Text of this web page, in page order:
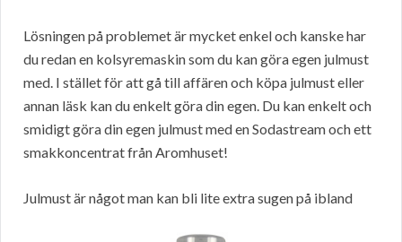
Lösningen på problemet är mycket enkel och kanske har
du redan en kolsyremaskin som du kan göra egen julmust
med. I stället för att gå till affären och köpa julmust eller
annan läsk kan du enkelt göra din egen. Du kan enkelt och
smidigt göra din egen julmust med en Sodastream och ett
smakkoncentrat från Aromhuset!
Julmust är något man kan bli lite extra sugen på ibland